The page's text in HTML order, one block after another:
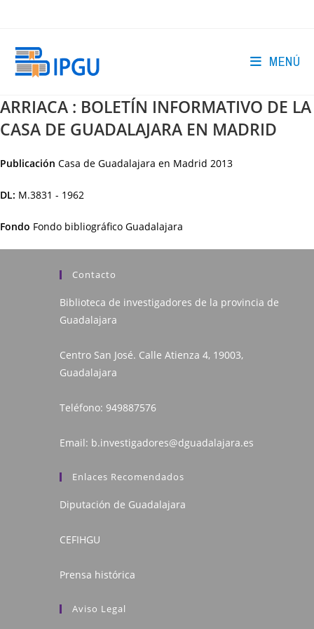
MENÚ
ARRIACA : BOLETÍN INFORMATIVO DE LA
CASA DE GUADALAJARA EN MADRID
Publicación Casa de Guadalajara en Madrid 2013
DL: M.3831 - 1962
Fondo Fondo bibliográfico Guadalajara
Contacto
Biblioteca de investigadores de la provincia de
Guadalajara
Centro San José. Calle Atienza 4, 19003,
Guadalajara
Teléfono: 949887576
Email: b.investigadores@dguadalajara.es
Enlaces Recomendados
Diputación de Guadalajara
CEFIHGU
Prensa histórica
Aviso Legal